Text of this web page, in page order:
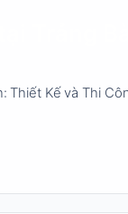
Thiết Kế và Thi